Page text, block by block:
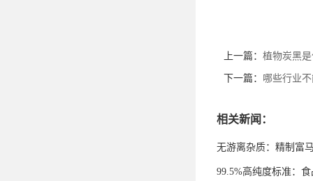
上一篇： 植物炭黑
下一篇： 哪些行业
相关新闻：
无游离杂质：精制富
99.5%高纯度标准：